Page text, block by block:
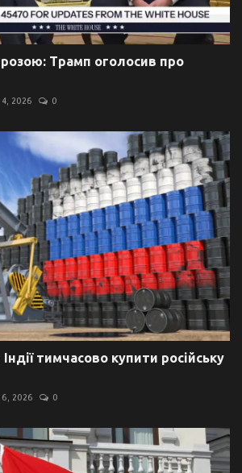
Трамп оголосив про
4, 2026 0
тимчасово купити російську
6, 2026 0